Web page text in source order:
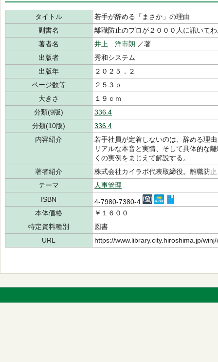
タイトル
若手が辞める「まさか」の理由
副書名
離職防止のプロが２０００人に訊いて
著者名
井上 洋市朗 ／著
出版者
秀和システム
出版年
２０２５．２
ページ数等
２５３ｐ
大きさ
１９ｃｍ
分類(9版)
336.4
分類(10版)
336.4
内容紹介
若手社員が定着しないのは、辞める理
リアルな本音と実情、そして具体的な
くの実例をまじえて解説する。
著者紹介
株式会社カイラボ代表取締役。離職防
テーマ
人事管理
ISBN
4-7980-7380-4
本体価格
￥１６００
特定資料種別
図書
URL
https://www.library.city.hiroshima.jp/